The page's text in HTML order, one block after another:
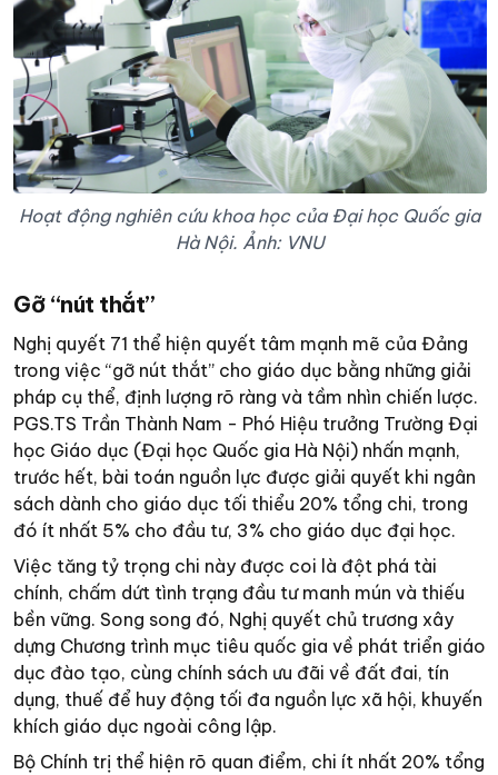
Hoạt động nghiên cứu khoa học của Đại học Quốc gia
Hà Nội. Ảnh: VNU
Gỡ “nút thắt”
Nghị quyết 71 thể hiện quyết tâm mạnh mẽ của Đảng
trong việc “gỡ nút thắt” cho giáo dục bằng những giải
pháp cụ thể, định lượng rõ ràng và tầm nhìn chiến lược.
PGS.TS Trần Thành Nam - Phó Hiệu trưởng Trường Đại
học Giáo dục (Đại học Quốc gia Hà Nội) nhấn mạnh,
trước hết, bài toán nguồn lực được giải quyết khi ngân
sách dành cho giáo dục tối thiểu 20% tổng chi, trong
đó ít nhất 5% cho đầu tư, 3% cho giáo dục đại học.
Việc tăng tỷ trọng chi này được coi là đột phá tài
chính, chấm dứt tình trạng đầu tư manh mún và thiếu
bền vững. Song song đó, Nghị quyết chủ trương xây
dựng Chương trình mục tiêu quốc gia về phát triển giáo
dục đào tạo, cùng chính sách ưu đãi về đất đai, tín
dụng, thuế để huy động tối đa nguồn lực xã hội, khuyến
khích giáo dục ngoài công lập.
Bộ Chính trị thể hiện rõ quan điểm, chi ít nhất 20% tổng